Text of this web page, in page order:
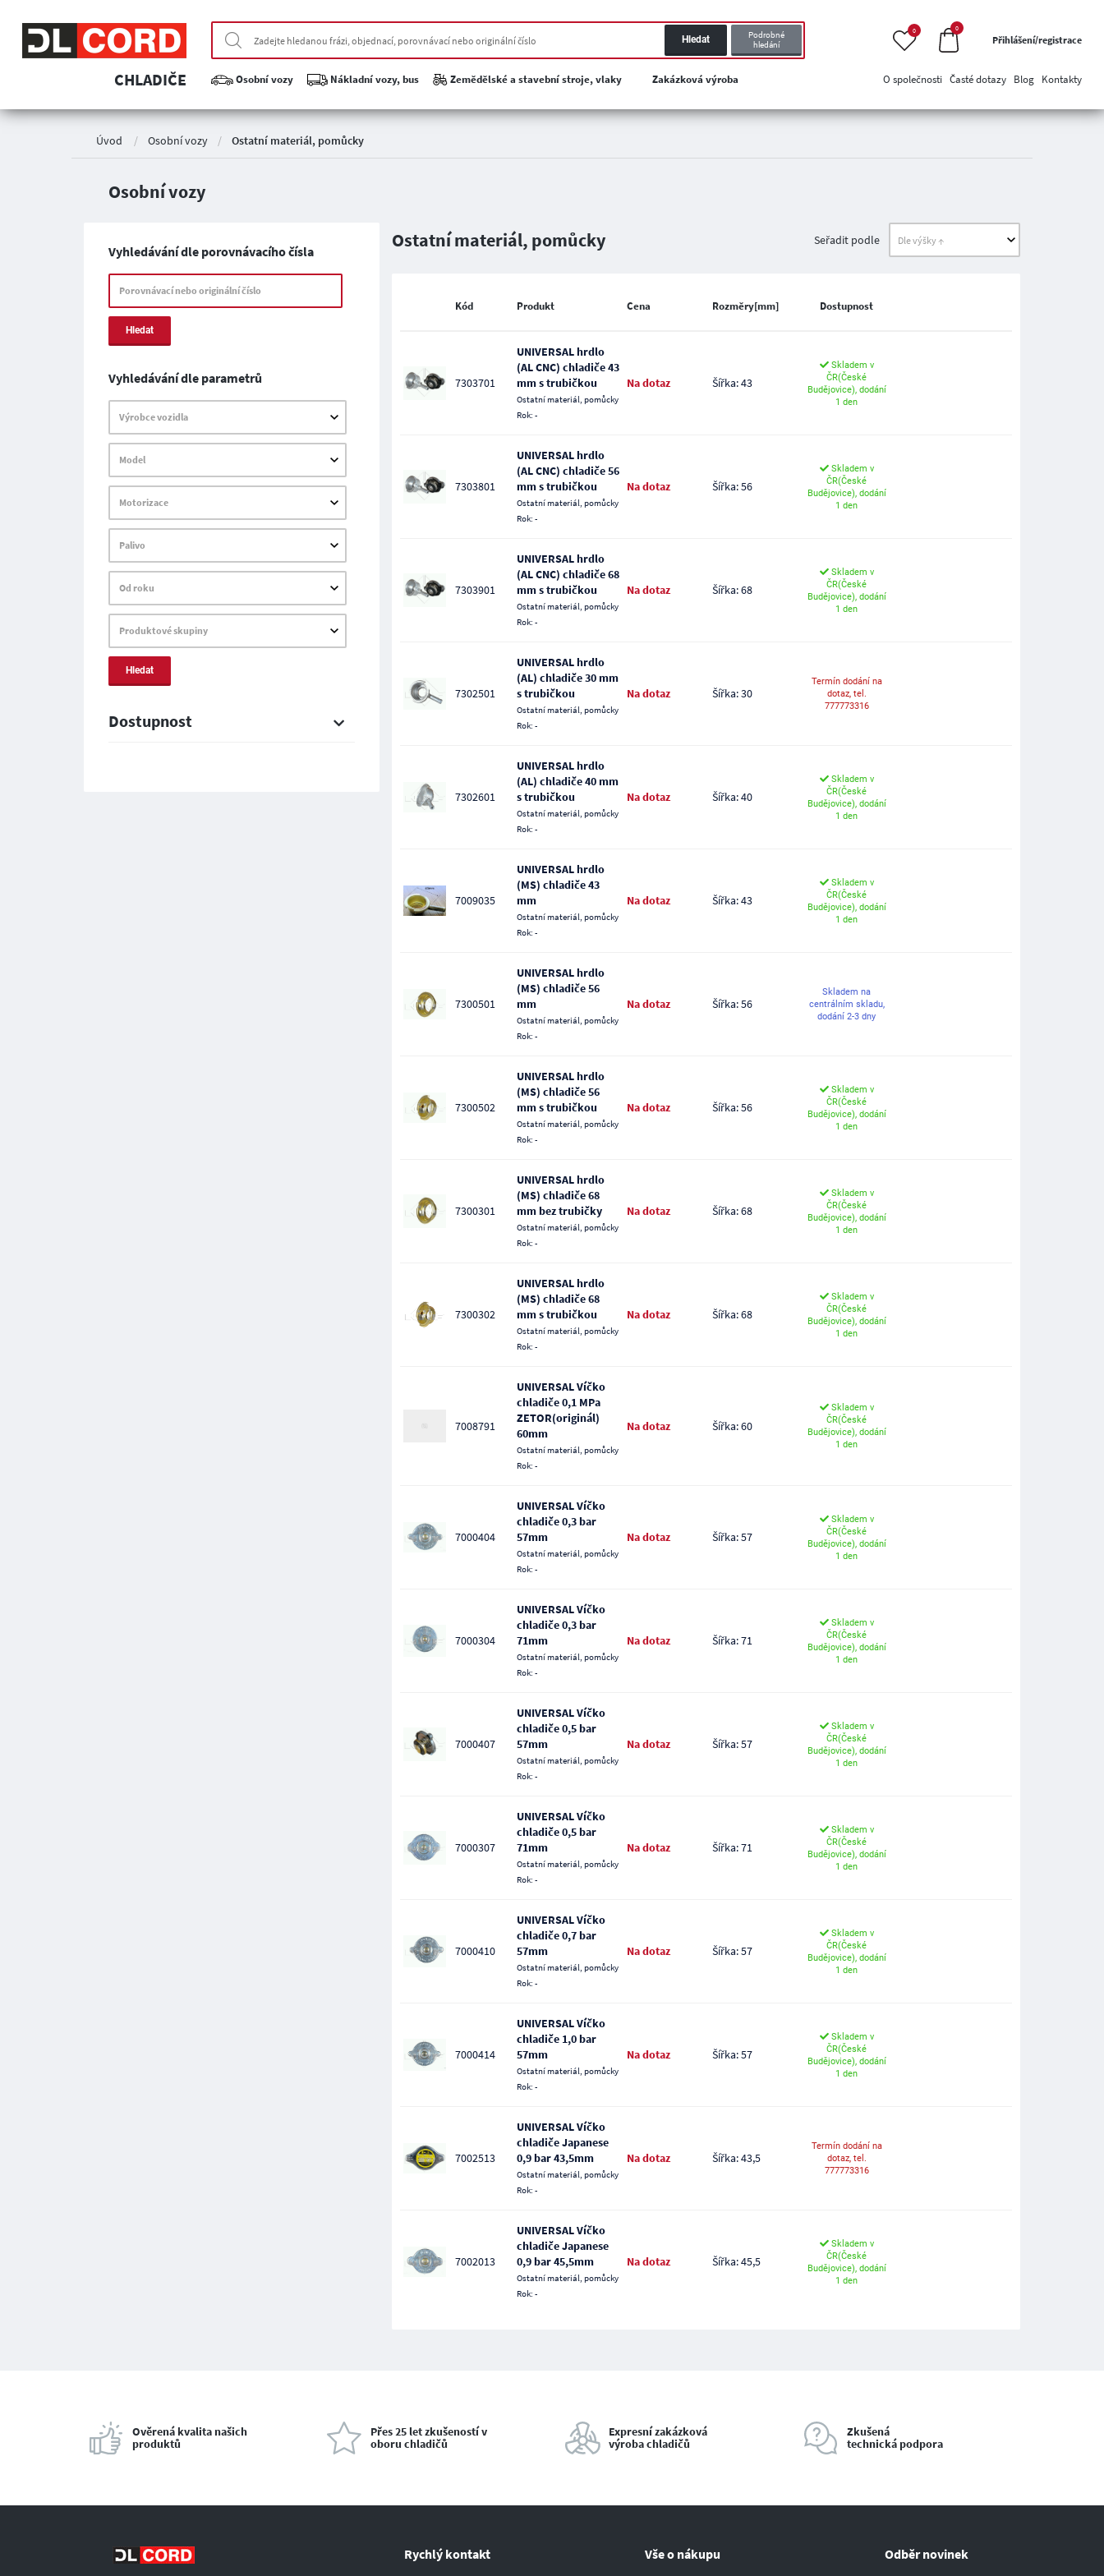
Hledat
Podrobné
hledání
0 0
Přihlášení/registrace
CHLADIČE Osobní vozy Nákladní vozy, bus Zemědělské a stavební stroje, vlaky Zakázková výroba O společnosti Časté dotazy Blog Kontakty
Úvod / Osobní vozy / Ostatní materiál, pomůcky
Osobní vozy
Vyhledávání dle porovnávacího čísla
Porovnávací nebo originální číslo
Hledat
Vyhledávání dle parametrů
Výrobce vozidla
Model
Motorizace
Palivo
Od roku
Produktové skupiny
Hledat
Dostupnost
Ostatní materiál, pomůcky Seřadit podle
Kód Produkt Cena Rozměry[mm] Dostupnost
7303701
UNIVERSAL hrdlo
(AL CNC) chladiče 43
mm s trubičkou
Ostatní materiál, pomůcky
Rok: -
Na dotaz Šířka: 43
Skladem v
ČR(České
Budějovice), dodání
1 den
7303801
UNIVERSAL hrdlo
(AL CNC) chladiče 56
mm s trubičkou
Ostatní materiál, pomůcky
Rok: -
Na dotaz Šířka: 56
Skladem v
ČR(České
Budějovice), dodání
1 den
7303901
UNIVERSAL hrdlo
(AL CNC) chladiče 68
mm s trubičkou
Ostatní materiál, pomůcky
Rok: -
Na dotaz Šířka: 68
Skladem v
ČR(České
Budějovice), dodání
1 den
7302501
UNIVERSAL hrdlo
(AL) chladiče 30 mm
s trubičkou
Ostatní materiál, pomůcky
Rok: -
Na dotaz Šířka: 30
Termín dodání na
dotaz, tel.
777773316
7302601
UNIVERSAL hrdlo
(AL) chladiče 40 mm
s trubičkou
Ostatní materiál, pomůcky
Rok: -
Na dotaz Šířka: 40
Skladem v
ČR(České
Budějovice), dodání
1 den
7009035
UNIVERSAL hrdlo
(MS) chladiče 43
mm
Ostatní materiál, pomůcky
Rok: -
Na dotaz Šířka: 43
Skladem v
ČR(České
Budějovice), dodání
1 den
7300501
UNIVERSAL hrdlo
(MS) chladiče 56
mm
Ostatní materiál, pomůcky
Rok: -
Na dotaz Šířka: 56
Skladem na
centrálním skladu,
dodání 2-3 dny
7300502
UNIVERSAL hrdlo
(MS) chladiče 56
mm s trubičkou
Ostatní materiál, pomůcky
Rok: -
Na dotaz Šířka: 56
Skladem v
ČR(České
Budějovice), dodání
1 den
7300301
UNIVERSAL hrdlo
(MS) chladiče 68
mm bez trubičky
Ostatní materiál, pomůcky
Rok: -
Na dotaz Šířka: 68
Skladem v
ČR(České
Budějovice), dodání
1 den
7300302
UNIVERSAL hrdlo
(MS) chladiče 68
mm s trubičkou
Ostatní materiál, pomůcky
Rok: -
Na dotaz Šířka: 68
Skladem v
ČR(České
Budějovice), dodání
1 den
7008791
UNIVERSAL Víčko
chladiče 0,1 MPa
ZETOR(originál)
60mm
Ostatní materiál, pomůcky
Rok: -
Na dotaz Šířka: 60
Skladem v
ČR(České
Budějovice), dodání
1 den
7000404
UNIVERSAL Víčko
chladiče 0,3 bar
57mm
Ostatní materiál, pomůcky
Rok: -
Na dotaz Šířka: 57
Skladem v
ČR(České
Budějovice), dodání
1 den
7000304
UNIVERSAL Víčko
chladiče 0,3 bar
71mm
Ostatní materiál, pomůcky
Rok: -
Na dotaz Šířka: 71
Skladem v
ČR(České
Budějovice), dodání
1 den
7000407
UNIVERSAL Víčko
chladiče 0,5 bar
57mm
Ostatní materiál, pomůcky
Rok: -
Na dotaz Šířka: 57
Skladem v
ČR(České
Budějovice), dodání
1 den
7000307
UNIVERSAL Víčko
chladiče 0,5 bar
71mm
Ostatní materiál, pomůcky
Rok: -
Na dotaz Šířka: 71
Skladem v
ČR(České
Budějovice), dodání
1 den
7000410
UNIVERSAL Víčko
chladiče 0,7 bar
57mm
Ostatní materiál, pomůcky
Rok: -
Na dotaz Šířka: 57
Skladem v
ČR(České
Budějovice), dodání
1 den
7000414
UNIVERSAL Víčko
chladiče 1,0 bar
57mm
Ostatní materiál, pomůcky
Rok: -
Na dotaz Šířka: 57
Skladem v
ČR(České
Budějovice), dodání
1 den
7002513
UNIVERSAL Víčko
chladiče Japanese
0,9 bar 43,5mm
Ostatní materiál, pomůcky
Rok: -
Na dotaz Šířka: 43,5
Termín dodání na
dotaz, tel.
777773316
7002013
UNIVERSAL Víčko
chladiče Japanese
0,9 bar 45,5mm
Ostatní materiál, pomůcky
Rok: -
Na dotaz Šířka: 45,5
Skladem v
ČR(České
Budějovice), dodání
1 den
Ověrená kvalita našich
produktů
Přes 25 let zkušeností v
oboru chladičů
Expresní zakázková
výroba chladičů
Zkušená
technická podpora
Rychlý kontakt Vše o nákupu Odběr novinek